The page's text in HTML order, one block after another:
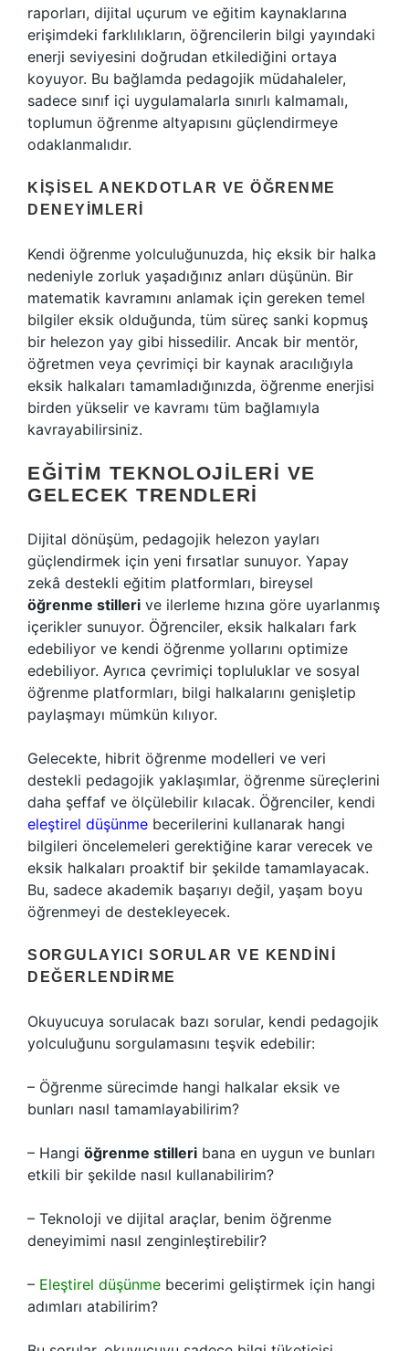
raporları, dijital uçurum ve eğitim kaynaklarına
erişimdeki farklılıkların, öğrencilerin bilgi yayındaki
enerji seviyesini doğrudan etkilediğini ortaya
koyuyor. Bu bağlamda pedagojik müdahaleler,
sadece sınıf içi uygulamalarla sınırlı kalmamalı,
toplumun öğrenme altyapısını güçlendirmeye
odaklanmalıdır.
KIŞISEL ANEKDOTLAR VE ÖĞRENME
DENEYIMLERI
Kendi öğrenme yolculuğunuzda, hiç eksik bir halka
nedeniyle zorluk yaşadığınız anları düşünün. Bir
matematik kavramını anlamak için gereken temel
bilgiler eksik olduğunda, tüm süreç sanki kopmuş
bir helezon yay gibi hissedilir. Ancak bir mentör,
öğretmen veya çevrimiçi bir kaynak aracılığıyla
eksik halkaları tamamladığınızda, öğrenme enerjisi
birden yükselir ve kavramı tüm bağlamıyla
kavrayabilirsiniz.
EĞITIM TEKNOLOJILERI VE
GELECEK TRENDLERI
Dijital dönüşüm, pedagojik helezon yayları
güçlendirmek için yeni fırsatlar sunuyor. Yapay
zekâ destekli eğitim platformları, bireysel
öğrenme stilleri ve ilerleme hızına göre uyarlanmış
içerikler sunuyor. Öğrenciler, eksik halkaları fark
edebiliyor ve kendi öğrenme yollarını optimize
edebiliyor. Ayrıca çevrimiçi topluluklar ve sosyal
öğrenme platformları, bilgi halkalarını genişletip
paylaşmayı mümkün kılıyor.
Gelecekte, hibrit öğrenme modelleri ve veri
destekli pedagojik yaklaşımlar, öğrenme süreçlerini
daha şeffaf ve ölçülebilir kılacak. Öğrenciler, kendi
eleştirel düşünme becerilerini kullanarak hangi
bilgileri öncelemeleri gerektiğine karar verecek ve
eksik halkaları proaktif bir şekilde tamamlayacak.
Bu, sadece akademik başarıyı değil, yaşam boyu
öğrenmeyi de destekleyecek.
SORGULAYICI SORULAR VE KENDINI
DEĞERLENDIRME
Okuyucuya sorulacak bazı sorular, kendi pedagojik
yolculuğunu sorgulamasını teşvik edebilir:
– Öğrenme sürecimde hangi halkalar eksik ve
bunları nasıl tamamlayabilirim?
– Hangi öğrenme stilleri bana en uygun ve bunları
etkili bir şekilde nasıl kullanabilirim?
– Teknoloji ve dijital araçlar, benim öğrenme
deneyimimi nasıl zenginleştirebilir?
– Eleştirel düşünme becerimi geliştirmek için hangi
adımları atabilirim?